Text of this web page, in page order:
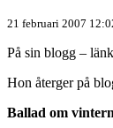
21 februari 2007
På sin blogg –
Hon återger på
Ballad om vintern